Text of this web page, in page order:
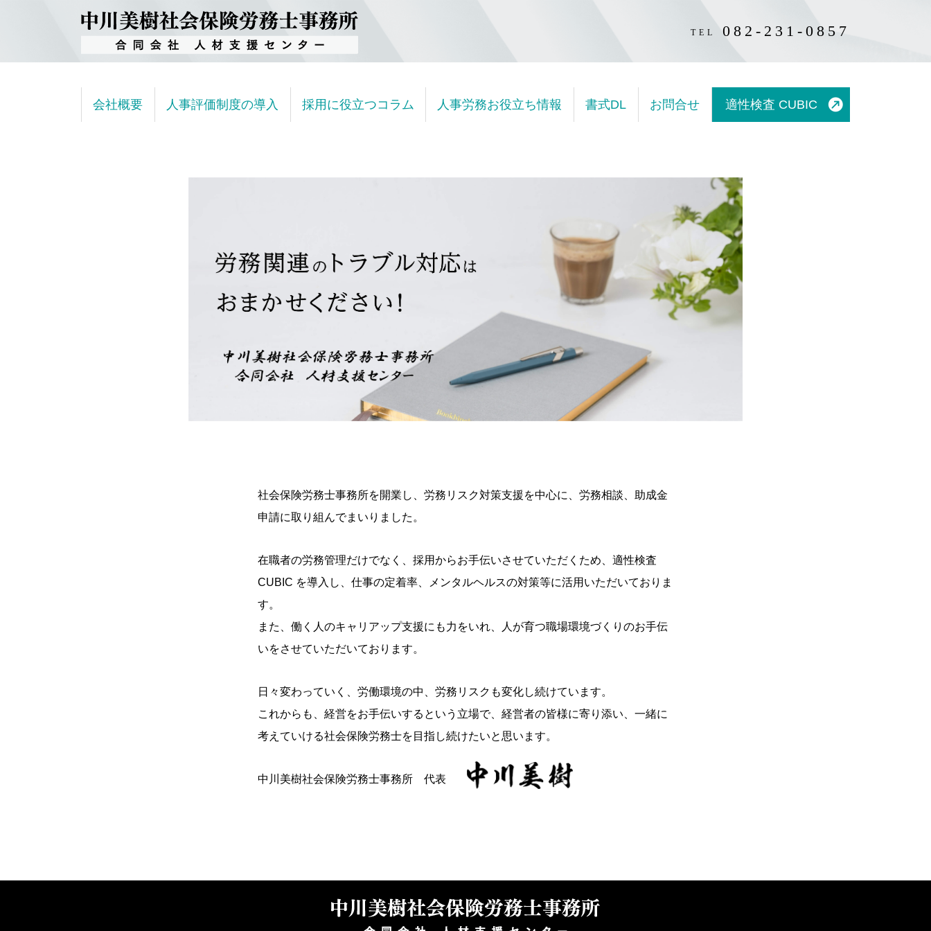
TEL 082‑231‑0857
会社概要 人事評価制度の導入 採用に役立つコラム 人事労務お役立ち情報 書式DL お問合せ 適性検査 CUBIC
社会保険労務士事務所を開業し、労務リスク対策支援を中心に、労務相談、助成金
申請に取り組んでまいりました。
在職者の労務管理だけでなく、採用からお手伝いさせていただくため、適性検査
CUBIC を導入し、仕事の定着率、メンタルヘルスの対策等に活用いただいておりま
す。
また、働く人のキャリアップ支援にも力をいれ、人が育つ職場環境づくりのお手伝
いをさせていただいております。
日々変わっていく、労働環境の中、労務リスクも変化し続けています。
これからも、経営をお手伝いするという立場で、経営者の皆様に寄り添い、一緒に
考えていける社会保険労務士を目指し続けたいと思います。
中川美樹社会保険労務士事務所 代表